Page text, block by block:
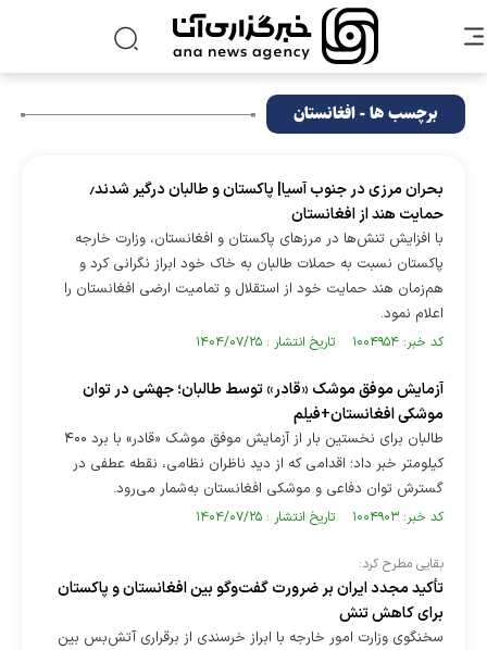
برچسب ها - افغانستان
بحران مرزی در جنوب آسیا| پاکستان و طالبان درگیر شدند٫
حمایت هند از افغانستان
با افزایش تنش‌ها در مرزهای پاکستان و افغانستان، وزارت خارجه
پاکستان نسبت به حملات طالبان به خاک خود ابراز نگرانی کرد و
هم‌زمان هند حمایت خود از استقلال و تمامیت ارضی افغانستان را
اعلام نمود.
کد خبر: ۱۰۰۴۹۵۴ تاریخ انتشار : ۱۴۰۴/۰۷/۲۵
آزمایش موفق موشک «قادر» توسط طالبان؛ جهشی در توان
موشکی افغانستان+فیلم
طالبان برای نخستین بار از آزمایش موفق موشک «قادر» با برد ۴۰۰
کیلومتر خبر داد؛ اقدامی که از دید ناظران نظامی، نقطه عطفی در
گسترش توان دفاعی و موشکی افغانستان به‌شمار می‌رود.
کد خبر: ۱۰۰۴۹۰۳ تاریخ انتشار : ۱۴۰۴/۰۷/۲۵
بقایی مطرح کرد:
تأکید مجدد ایران بر ضرورت گفت‌و‌گو بین افغانستان و پاکستان
برای کاهش تنش
سخنگوی وزارت امور خارجه با ابراز خرسندی از برقراری آتش‌بس بین